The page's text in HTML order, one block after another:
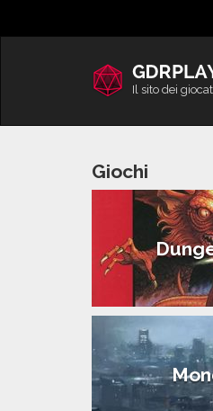
Il sito dei
Giochi